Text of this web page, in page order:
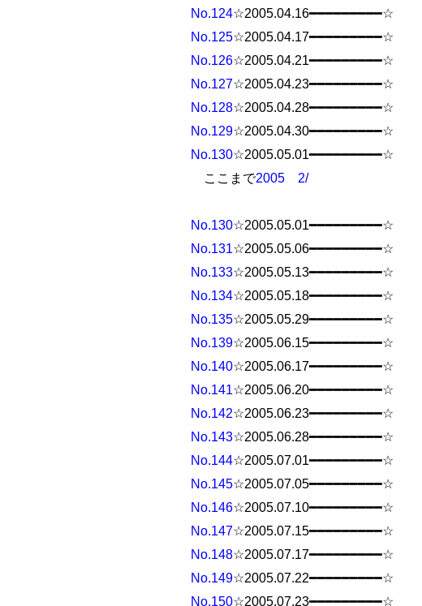
No.124☆2005.04.16━━━━━━━━━☆
No.125☆2005.04.17━━━━━━━━━☆
No.126☆2005.04.21━━━━━━━━━☆
No.127☆2005.04.23━━━━━━━━━☆
No.128☆2005.04.28━━━━━━━━━☆
No.129☆2005.04.30━━━━━━━━━☆
No.130☆2005.05.01━━━━━━━━━☆
ここまで2005 2/
No.130☆2005.05.01━━━━━━━━━☆
No.131☆2005.05.06━━━━━━━━━☆
No.133☆2005.05.13━━━━━━━━━☆
No.134☆2005.05.18━━━━━━━━━☆
No.135☆2005.05.29━━━━━━━━━☆
No.139☆2005.06.15━━━━━━━━━☆
No.140☆2005.06.17━━━━━━━━━☆
No.141☆2005.06.20━━━━━━━━━☆
No.142☆2005.06.23━━━━━━━━━☆
No.143☆2005.06.28━━━━━━━━━☆
No.144☆2005.07.01━━━━━━━━━☆
No.145☆2005.07.05━━━━━━━━━☆
No.146☆2005.07.10━━━━━━━━━☆
No.147☆2005.07.15━━━━━━━━━☆
No.148☆2005.07.17━━━━━━━━━☆
No.149☆2005.07.22━━━━━━━━━☆
No.150☆2005.07.23━━━━━━━━━☆